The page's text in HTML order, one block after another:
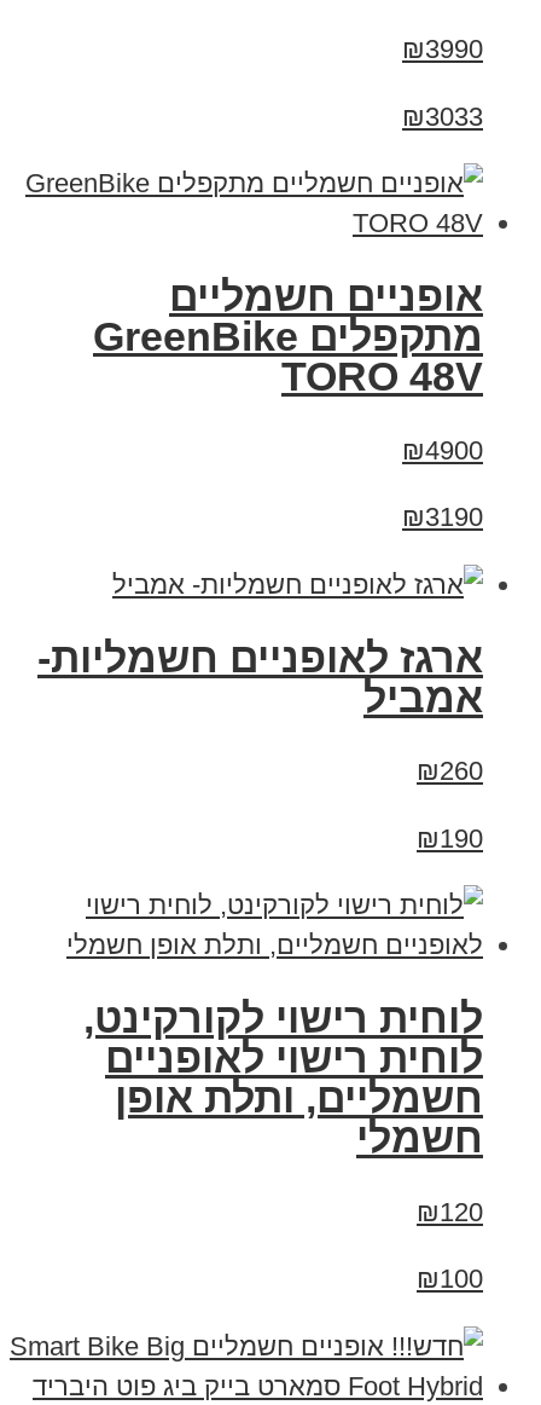
₪3990
₪3033
אופניים חשמליים
מתקפלים GreenBike
TORO 48V
₪4900
₪3190
ארגז לאופניים חשמליות-
אמביל
₪260
₪190
לוחית רישוי לקורקינט,
לוחית רישוי לאופניים
חשמליים, ותלת אופן
חשמלי
₪120
₪100